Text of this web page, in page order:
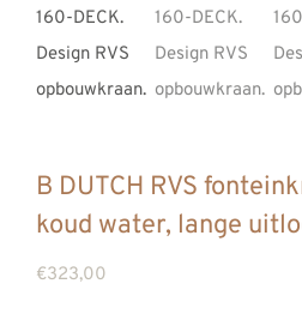
B DUTCH RVS
koud water, lange
€323,00